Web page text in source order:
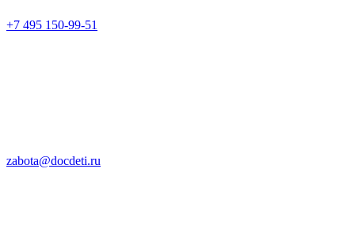
+7 495 150-99-51
zabota@docdeti.ru